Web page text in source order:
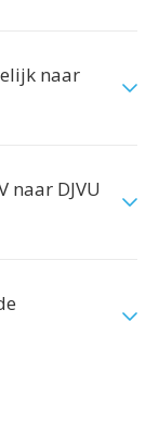
naar
naar DJVU